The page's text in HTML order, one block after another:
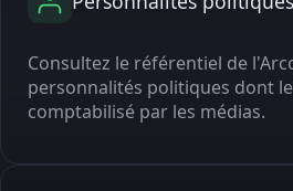
Consultez le référentiel de
personnalités politiques dont
comptabilisé par les médias.